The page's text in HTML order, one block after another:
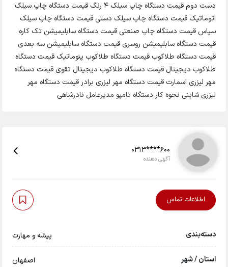
دست دوم قیمت دستگاه چاپ سیلک 4 رنگ قیمت دستگاه چاپ سیلک
اتوماتیک قیمت دستگاه چاپ سیلک دستی قیمت دستگاه چاپ سیلک
سپاس قیمت دستگاه چاپ صنعتی قیمت دستگاه سابلیمیشن تک کاره
قیمت دستگاه سابلیمیشن روسری قیمت دستگاه سابلیمیشن سه بعدی
قیمت دستگاه طلاکوب قیمت دستگاه طلاکوب پنوماتیک قیمت دستگاه
طلاکوب دیجیتال قیمت دستگاه طلاکوب دیجیتال تقوی قیمت دستگاه
مهر لیزری اسمارت قیمت دستگاه مهر لیزری برادر قیمت دستگاه مهر
لیزری شاینی نحوه کار دستگاه تامپو مدیرعامل نادرشاهی
0313****600
آگهی دهنده
اطلاعات تماس
دسته‌بندی پیشه و مهارت
استان / شهر اصفهان